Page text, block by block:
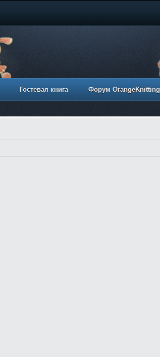
Гостевая книга Форум OrangeKnitting